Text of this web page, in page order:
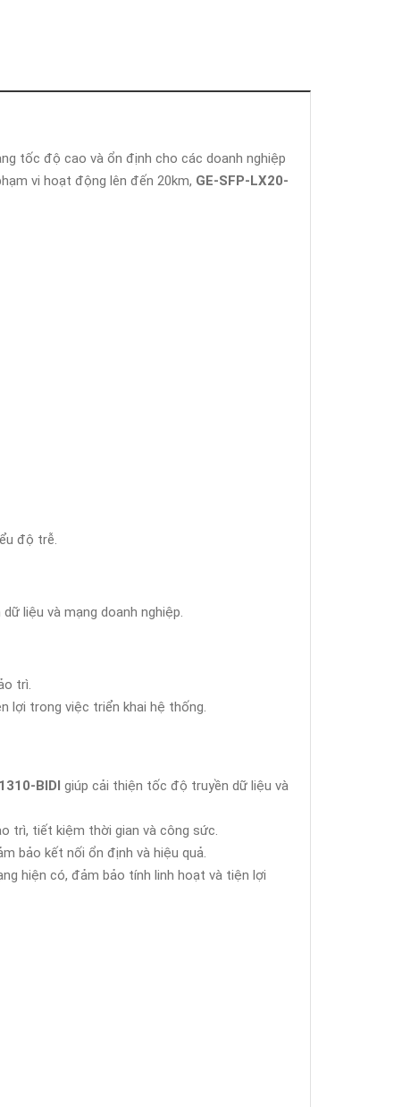
tốc độ cao và ổn định cho các doanh nghiệp
vi hoạt động lên đến 20km, GE-SFP-LX20-
độ trễ.
liệu và mạng doanh nghiệp.
trì.
lợi trong việc triển khai hệ thống.
BIDI giúp cải thiện tốc độ truyền dữ liệu và
trì, tiết kiệm thời gian và công sức.
bảo kết nối ổn định và hiệu quả.
hiện có, đảm bảo tính linh hoạt và tiện lợi